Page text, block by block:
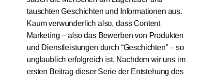
tauschten Geschichten und Informationen aus.
Kaum verwunderlich also, dass Content
Marketing – also das Bewerben von Produkten
und Dienstleistungen durch “Geschichten” – so
unglaublich erfolgreich ist. Nachdem wir uns im
ersten Beitrag dieser Serie der Entstehung des